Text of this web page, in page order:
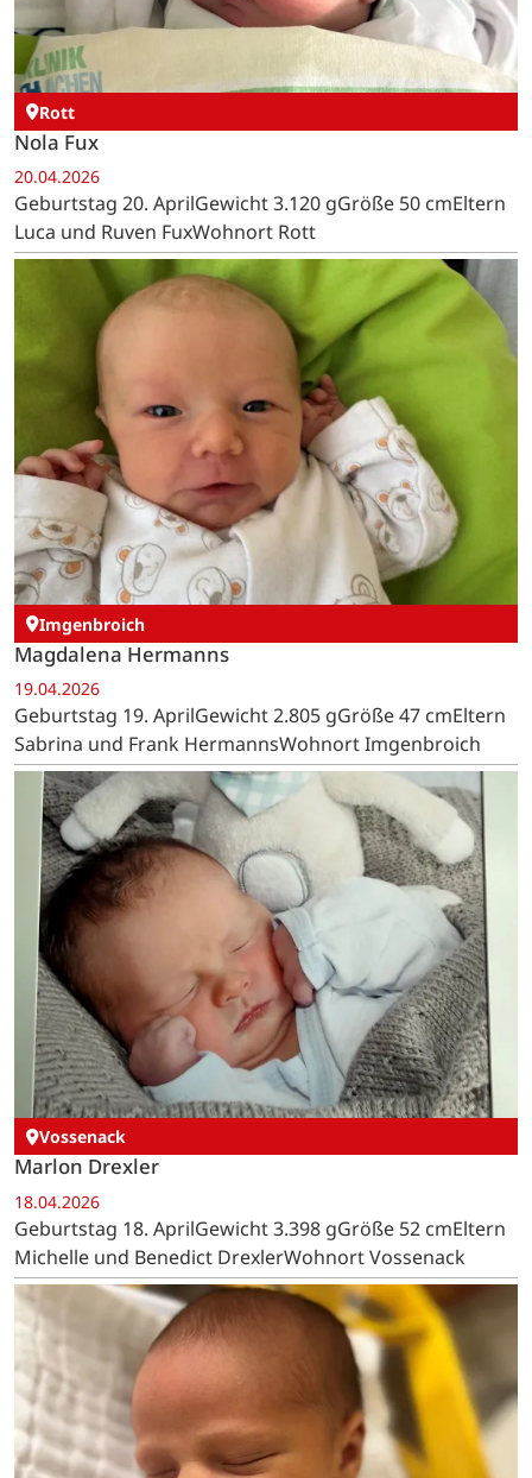
Rott
Nola Fux
20.04.2026
Geburtstag 20. AprilGewicht 3.120 gGröße 50 cmEltern
Luca und Ruven FuxWohnort Rott
Imgenbroich
Magdalena Hermanns
19.04.2026
Geburtstag 19. AprilGewicht 2.805 gGröße 47 cmEltern
Sabrina und Frank HermannsWohnort Imgenbroich
Vossenack
Marlon Drexler
18.04.2026
Geburtstag 18. AprilGewicht 3.398 gGröße 52 cmEltern
Michelle und Benedict DrexlerWohnort Vossenack